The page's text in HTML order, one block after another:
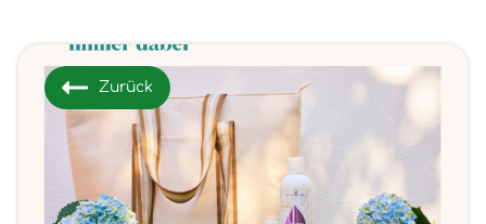
Zurück